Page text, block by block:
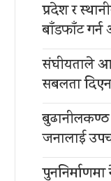
प्रदेश र
बाँडफाँट गर्न
संघीयताले
सबलता
जनालाई